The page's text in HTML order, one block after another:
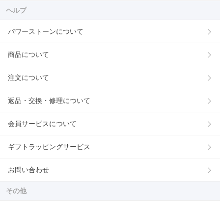
ヘルプ
パワーストーンについて
商品について
注文について
返品・交換・修理について
会員サービスについて
ギフトラッピングサービス
お問い合わせ
その他